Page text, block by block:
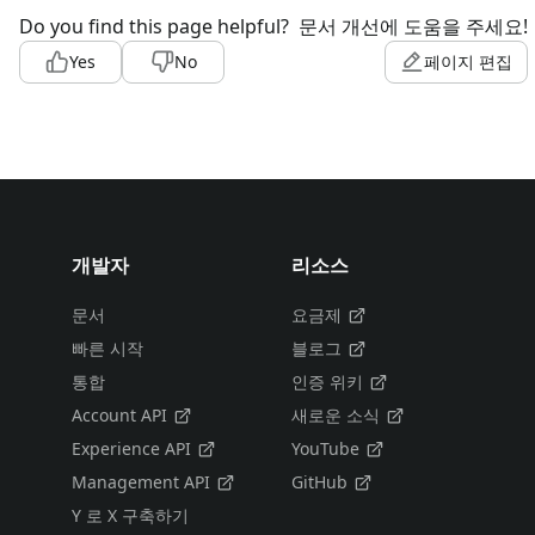
Do you find this page helpful?
Yes No
문서 개선에 도움을 주세요!
페이지 편집
개발자
문서
빠른 시작
통합
Account API
Experience API
Management API
Y 로 X 구축하기
리소스
요금제
블로그
인증 위키
새로운 소식
YouTube
GitHub